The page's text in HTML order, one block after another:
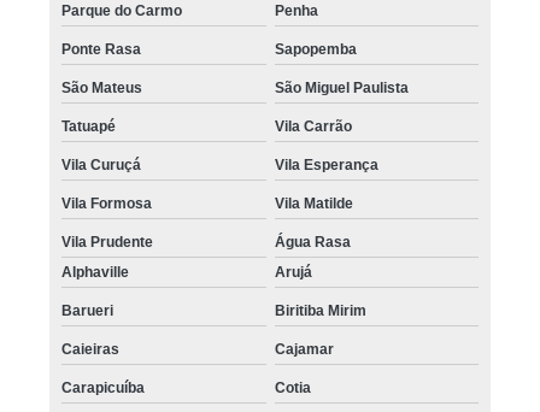
Parque do Carmo Penha
Ponte Rasa Sapopemba
São Mateus São Miguel Paulista
Tatuapé Vila Carrão
Vila Curuçá Vila Esperança
Vila Formosa Vila Matilde
Vila Prudente
Água Rasa
Alphaville
Arujá
Barueri Biritiba Mirim
Caieiras Cajamar
Carapicuíba Cotia